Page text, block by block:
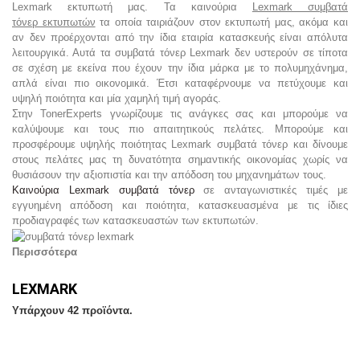
Lexmark εκτυπωτή μας. Τα καινούρια
Lexmark συμβατά
τόνερ εκτυπωτών τα οποία ταιριάζουν στον εκτυπωτή μας, ακόμα και
αν δεν προέρχονται από την ίδια εταιρία κατασκευής είναι απόλυτα
λειτουργικά. Αυτά τασυμβατά τόνερLexmark δεν υστερούν σε τίποτα
σε σχέση με εκείνα που έχουν την ίδια μάρκα με το πολυμηχάνημα,
απλά είναι πιο οικονομικά. Έτσι καταφέρνουμε να πετύχουμε και
υψηλή ποιότητα και μία χαμηλή τιμή αγοράς.
ΣτηνTonerExperts γνωρίζουμε τις ανάγκες σας και μπορούμε να
καλύψουμε και τους πιο απαιτητικούς πελάτες. Μπορούμε και
προσφέρουμε υψηλής ποιότητας Lexmark συμβατά τόνερ και δίνουμε
στους πελάτες μας τη δυνατότητα σημαντικής οικονομίας χωρίς να
θυσιάσουν την αξιοπιστία και την απόδοση του μηχανημάτων τους.
Καινούρια Lexmark συμβατά τόνερσε ανταγωνιστικές τιμές με
εγγυημένη απόδοση και ποιότητα, κατασκευασμένα με τις ίδιες
προδιαγραφές των κατασκευαστών των εκτυπωτών.
Περισσότερα
LEXMARK
Υπάρχουν 42 προϊόντα.